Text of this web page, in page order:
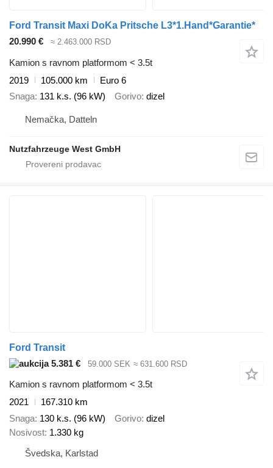
Ford Transit Maxi DoKa Pritsche L3*1.Hand*Garantie*
20.990 €
≈ 2.463.000 RSD
Kamion s ravnom platformom < 3.5t
2019
105.000 km
Euro 6
Snaga 131 k.s. (96 kW) Gorivo dizel
Nemačka, Datteln
Nutzfahrzeuge West GmbH
Ford Transit
5.381 €
59.000 SEK ≈ 631.600 RSD
Kamion s ravnom platformom < 3.5t
2021
167.310 km
Snaga 130 k.s. (96 kW) Gorivo dizel
Nosivost 1.330 kg
Švedska, Karlstad